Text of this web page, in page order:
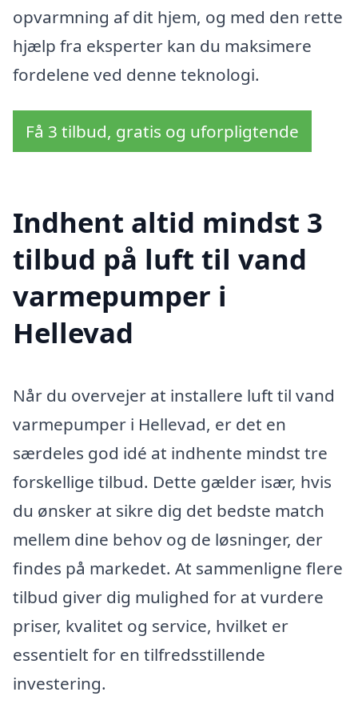
opvarmning af dit hjem, og med den rette
hjælp fra eksperter kan du maksimere
fordelene ved denne teknologi.
Få 3 tilbud, gratis og uforpligtende
Indhent altid mindst 3
tilbud på luft til vand
varmepumper i
Hellevad
Når du overvejer at installere luft til vand
varmepumper i Hellevad, er det en
særdeles god idé at indhente mindst tre
forskellige tilbud. Dette gælder især, hvis
du ønsker at sikre dig det bedste match
mellem dine behov og de løsninger, der
findes på markedet. At sammenligne flere
tilbud giver dig mulighed for at vurdere
priser, kvalitet og service, hvilket er
essentielt for en tilfredsstillende
investering.